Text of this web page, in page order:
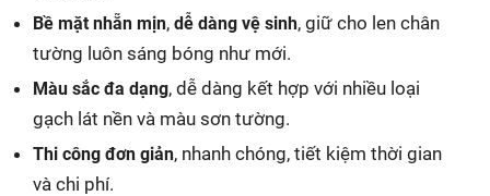
Bề mặt nhẵn mịn, dễ dàng vệ sinh, giữ cho len chân
tường luôn sáng bóng như mới.
Màu sắc đa dạng, dễ dàng kết hợp với nhiều loại
gạch lát nền và màu sơn tường.
Thi công đơn giản, nhanh chóng, tiết kiệm thời gian
và chi phí.